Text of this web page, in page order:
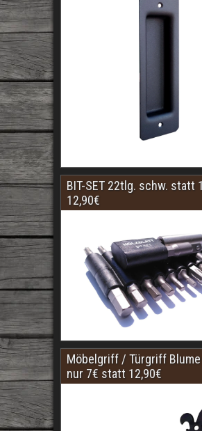
BIT-SET 22tlg. schw. statt
12,90€
Möbelgriff / Türgriff
nur 7€ statt 12,90€